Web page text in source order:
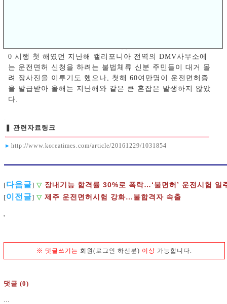
0 시행 첫 해였던 지난해 캘리포니아 전역의 DMV사무소에
는 운전면허 신청을 하려는 불법체류 신분 주민들이 대거 몰
려 장사진을 이루기도 했으나, 첫해 60여만명이 운전면허증
을 발급받아 올해는 지난해와 같은 큰 혼잡은 발생하지 않았
다.
.
관련자료링크
▸ http://www.koreatimes.com/article/20161229/1031854
[다음글] ▽ 장내기능 합격률 30%로 폭락…‘불면허’ 운전시험 일
[이전글] ▽ 제주 운전면허시험 강화…불합격자 속출
'
※ 댓글쓰기는 회원(로그인 하신분) 이상 가능합니다.
댓글 (0)
...